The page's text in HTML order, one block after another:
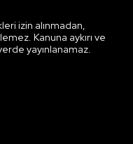
izin alınmadan,
Kanuna aykırı ve
yayınlanamaz.